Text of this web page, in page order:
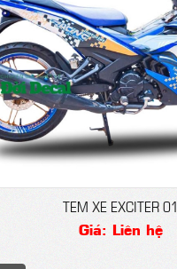
TEM XE EXCITER 01
Giá: Liên hệ